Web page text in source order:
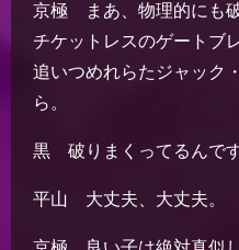
京極 まあ、物理的にも
チケットレスのゲートブ
追いつめれらたジャック
ら。
黒 破りまくってるんです
平山 大丈夫、大丈夫。